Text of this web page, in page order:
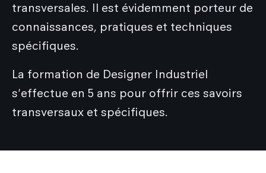
transversales. Il est évidemment porteur de
connaissances, pratiques et techniques
spécifiques.
La formation de Designer Industriel
s'effectue en 5 ans pour offrir ces savoirs
transversaux et spécifiques.